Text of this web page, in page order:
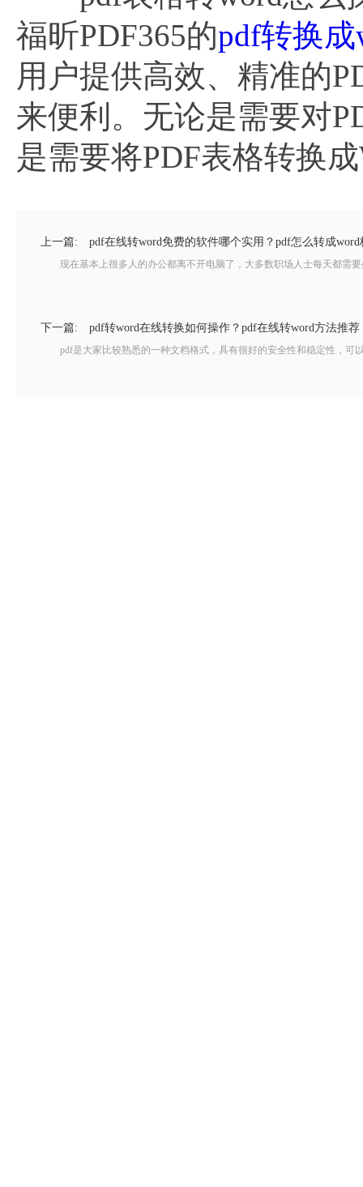
福昕PDF365的pdf转换成
用户提供高效、精准的
来便利。无论是需要对
是需要将PDF表格转换
上一篇: pdf在线转word免费的软件哪个实用？pdf怎么转成word
现在基本上很多人的办公都离不开电脑了，大多数职场人士每天都需要
下一篇: pdf转word在线转换如何操作？pdf在线转word方法推荐
pdf是大家比较熟悉的一种文档格式，具有很好的安全性和稳定性，可